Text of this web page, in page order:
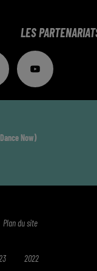
LES
Now)
Plan du site
2022